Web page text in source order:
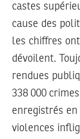
castes
cause des
les chiffres
dévoilent.
rendues
338 000
enregistrés en
violences